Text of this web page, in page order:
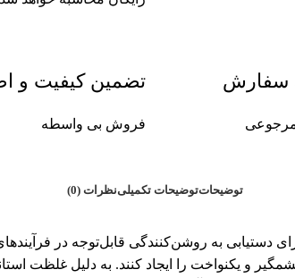
سفارش
مرجوعی
تضمین کیفیت و
فروش بی واسطه
توضیحاتتوضیحات تکمیلینظرات (0)
درصد ابزاری قدرتمند و تخصصی برای دستیابی به
و یکنواخت را ایجاد کنند. به دلیل غلظت